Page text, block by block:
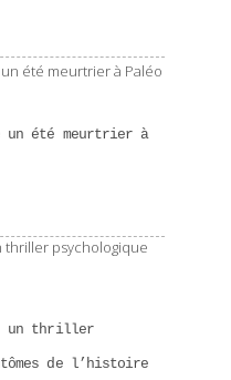
un été meurtrier à
: un thriller
de l’histoire